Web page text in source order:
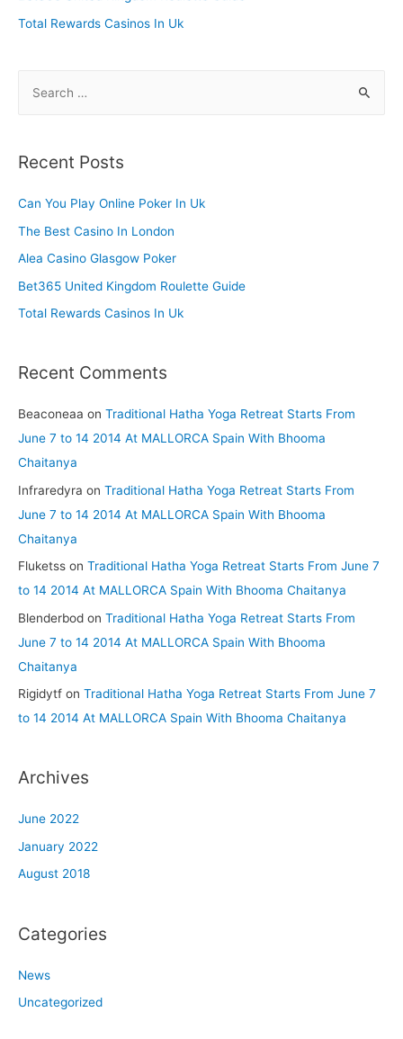
Total Rewards Casinos In Uk
r
h
f
o
Recent Posts
Can You Play Online Poker In Uk
The Best Casino In London
Alea Casino Glasgow Poker
Bet365 United Kingdom Roulette Guide
Total Rewards Casinos In Uk
Recent Comments
Beaconeaa on Traditional Hatha Yoga Retreat Starts From
June 7 to 14 2014 At MALLORCA Spain With Bhooma
Chaitanya
Infraredyra on Traditional Hatha Yoga Retreat Starts From
June 7 to 14 2014 At MALLORCA Spain With Bhooma
Chaitanya
Fluketss on Traditional Hatha Yoga Retreat Starts From June 7
to 14 2014 At MALLORCA Spain With Bhooma Chaitanya
Blenderbod on Traditional Hatha Yoga Retreat Starts From
June 7 to 14 2014 At MALLORCA Spain With Bhooma
Chaitanya
Rigidytf on Traditional Hatha Yoga Retreat Starts From June 7
to 14 2014 At MALLORCA Spain With Bhooma Chaitanya
Archives
June 2022
January 2022
August 2018
Categories
News
Uncategorized